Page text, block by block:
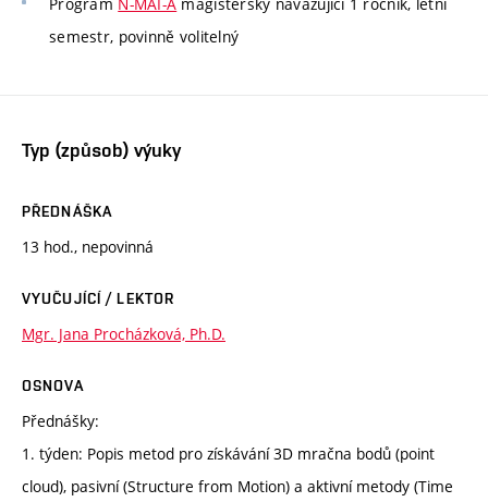
semestr, povinně volitelný
Typ (způsob) výuky
PŘEDNÁŠKA
13 hod., nepovinná
VYUČUJÍCÍ / LEKTOR
Mgr. Jana Procházková, Ph.D.
OSNOVA
Přednášky:
1. týden: Popis metod pro získávání 3D mračna bodů (point
cloud), pasivní (Structure from Motion) a aktivní metody (Time